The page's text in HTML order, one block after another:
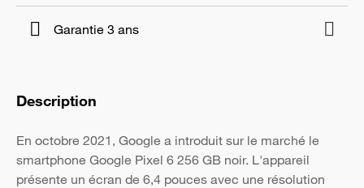
Garantie 3 ans
Description
En octobre 2021, Google a introduit sur le marché le
smartphone Google Pixel 6 256 GB noir. L'appareil
présente un écran de 6,4 pouces avec une résolution